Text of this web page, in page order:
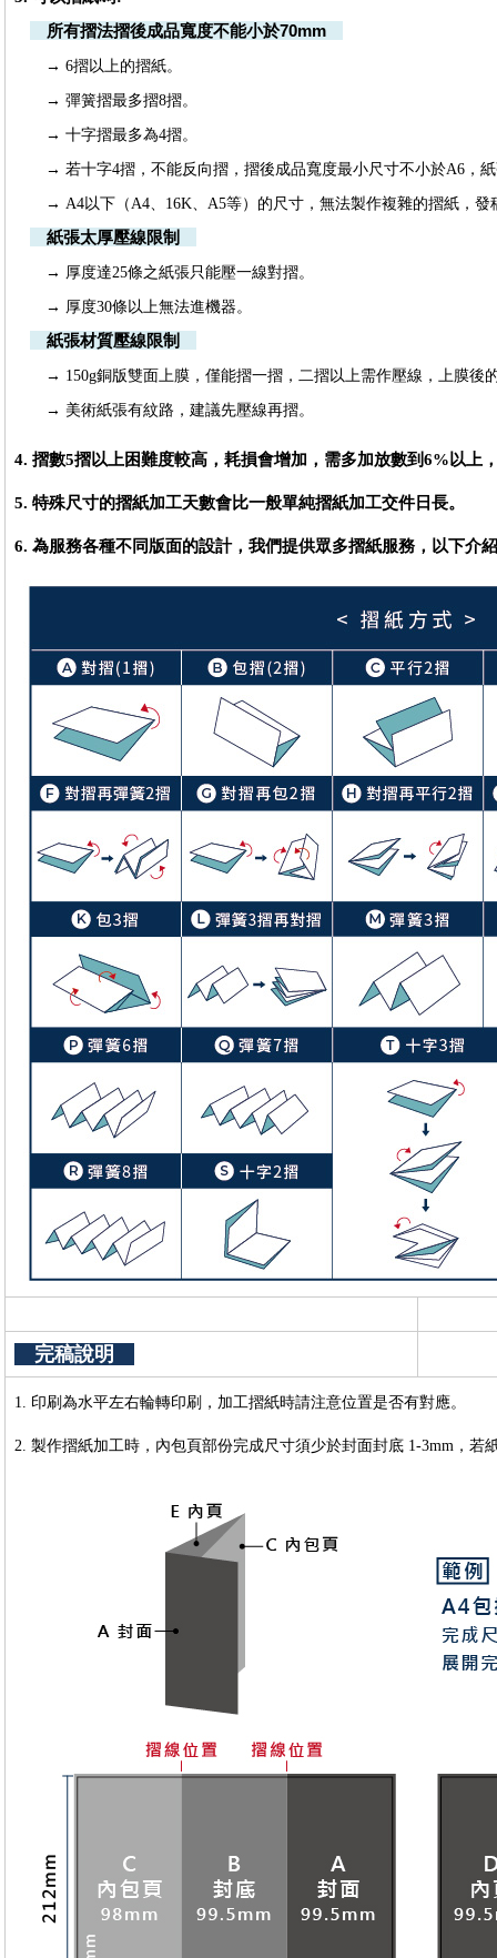
所有摺法摺後成品寬度不能小於70mm
→ 6摺以上的摺紙。
→ 彈簧摺最多摺8摺。
→ 十字摺最多為4摺。
→ 若十字4摺，不能反向摺，摺後成品寬度最小尺寸不小於A6，紙
→ A4以下（A4、16K、A5等）的尺寸，無法製作複雜的摺紙，發
紙張太厚壓線限制
→ 厚度達25條之紙張只能壓一線對摺。
→ 厚度30條以上無法進機器。
紙張材質壓線限制
→ 150g銅版雙面上膜，僅能摺一摺，二摺以上需作壓線，上膜後
→ 美術紙張有紋路，建議先壓線再摺。
4. 摺數5摺以上困難度較高，耗損會增加，需多加放數到6%以上
5. 特殊尺寸的摺紙加工天數會比一般單純摺紙加工交件日長。
6. 為服務各種不同版面的設計，我們提供眾多摺紙服務，以下介
完稿說明
1. 印刷為水平左右輪轉印刷，加工摺紙時請注意位置是否有對應。
2. 製作摺紙加工時，內包頁部份完成尺寸須少於封面封底 1-3mm，若